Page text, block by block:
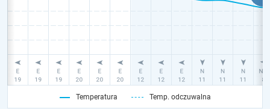
Temperatura Temp. odczuwalna